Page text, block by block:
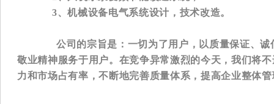
3、机械设备电气系统设计，技术改造。
公司的宗旨是：一切为了用户，以质量保证、
敬业精神服务于用户。在竞争异常激烈的今天，我们将
力和市场占有率，不断地完善质量体系，提高企业整体